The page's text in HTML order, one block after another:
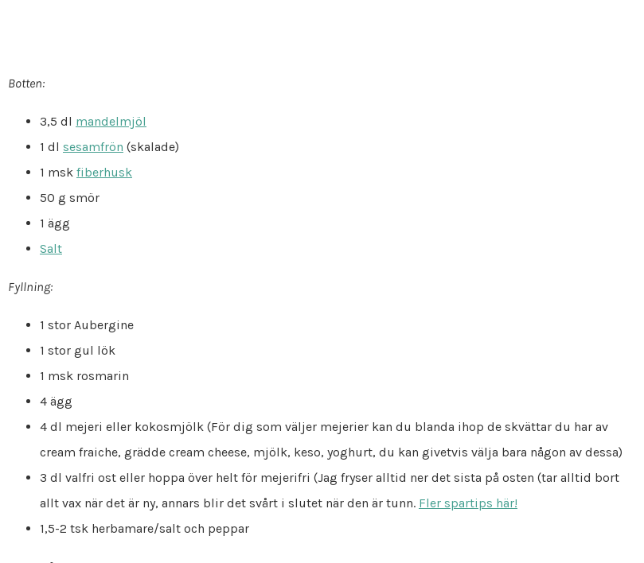
Botten:
3,5 dl mandelmjöl
1 dl sesamfrön (skalade)
1 msk fiberhusk
50 g smör
1 ägg
Salt
Fyllning:
1 stor Aubergine
1 stor gul lök
1 msk rosmarin
4 ägg
4 dl mejeri eller kokosmjölk (För dig som väljer mejerier kan du blanda ihop de skvättar du har av
cream fraiche, grädde cream cheese, mjölk, keso, yoghurt, du kan givetvis välja bara någon av dessa)
3 dl valfri ost eller hoppa över helt för mejerifri (Jag fryser alltid ner det sista på osten (tar alltid bort
allt vax när det är ny, annars blir det svårt i slutet när den är tunn. Fler spartips här!
1,5-2 tsk herbamare/salt och peppar